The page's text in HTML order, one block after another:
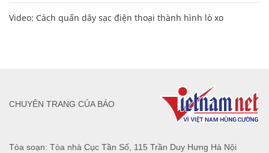
Video: Cách quấn dây sạc điện thoại thành hình lò xo
Tòa soạn: Tòa nhà Cục Tần Số, 115 Trần Duy Hưng Hà Nội
CHUYÊN TRANG CỦA BÁO